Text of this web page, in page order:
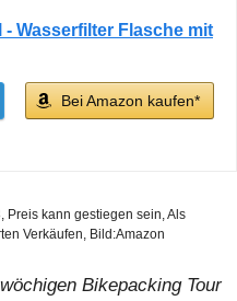
Wasserfilter Flasche mit
Bei Amazon kaufen*
Preis kann gestiegen sein, Als
Verkäufen, Bild:Amazon
Bikepacking Tour